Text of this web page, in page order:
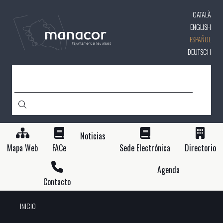
contenido
principal
CATALÀ
ENGLISH
ESPAÑOL
DEUTSCH
Mapa Web FACe
Noticias
Sede Electrónica
Directorio
Contacto
Agenda
INICIO